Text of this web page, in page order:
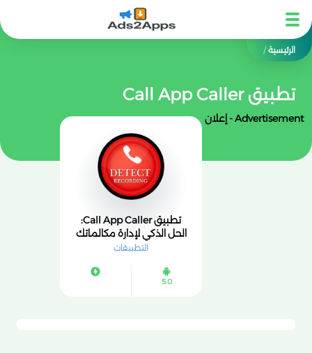
الرئيسية/
تطبيق Call App Caller
Advertisement - إعلان
تطبيق Call App Caller:
الحل الذكي لإدارة مكالماتك
وحجب الأرقام المزعجة
التطبيقات
5.0